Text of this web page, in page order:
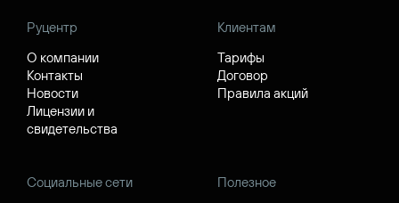
Руцентр
О компании
Контакты
Новости
Лицензии и
свидетельства
Клиентам
Тарифы
Договор
Правила акций
Социальные сети
Полезное